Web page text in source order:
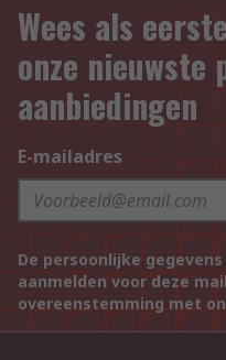
Wees als
onze nieuwste
aanbiedingen
E-mailadres
De persoonlijke
aanmelden voor deze
overeenstemming met